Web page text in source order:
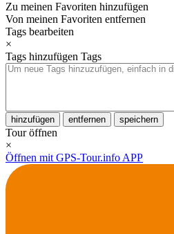
Zu meinen Favoriten hinzufügen
Von meinen Favoriten entfernen
Tags bearbeiten
×
Tags hinzufügen Tags
hinzufügen entfernen speichern
Tour öffnen
×
Öffnen mit GPS-Tour.info APP